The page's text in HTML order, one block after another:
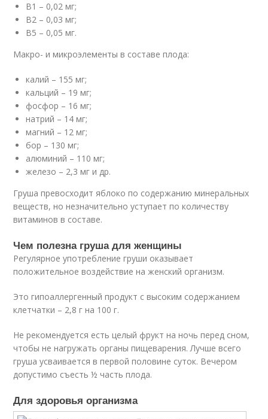
В1 – 0,02 мг;
В2 – 0,03 мг;
В5 – 0,05 мг.
Макро- и микроэлементы в составе плода:
калий – 155 мг;
кальций – 19 мг;
фосфор – 16 мг;
натрий – 14 мг;
магний – 12 мг;
бор – 130 мг;
алюминий – 110 мг;
железо – 2,3 мг и др.
Груша превосходит яблоко по содержанию минеральных
веществ, но незначительно уступает по количеству
витаминов в составе.
Чем полезна груша для женщины
Регулярное употребление груши оказывает
положительное воздействие на женский организм.
Это гипоаллергенный продукт с высоким содержанием
клетчатки – 2,8 г на 100 г.
Не рекомендуется есть целый фрукт на ночь перед сном,
чтобы не нагружать органы пищеварения. Лучше всего
груша усваивается в первой половине суток. Вечером
допустимо съесть ½ часть плода.
Для здоровья организма